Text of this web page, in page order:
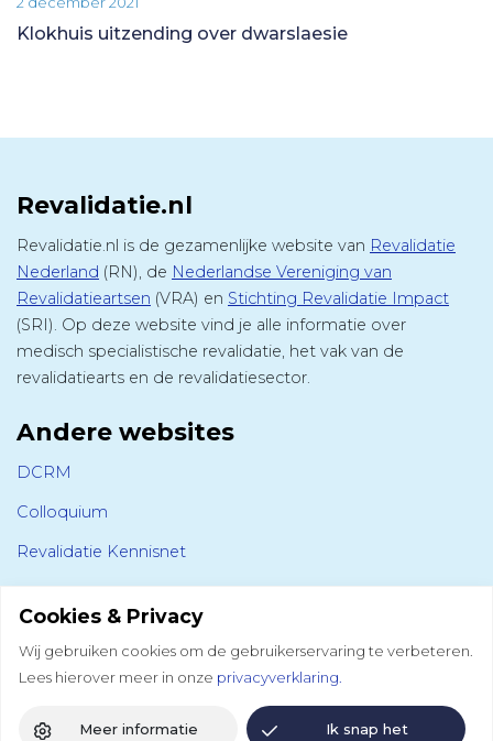
Cookies & Privacy
Wij gebruiken cookies om de gebruikerservaring te verbeteren.
Lees hierover meer in onze privacyverklaring.
Ik snap het
Meer informatie
Klokhuis uitzending over dwarslaesie
Revalidatie.nl
Revalidatie.nl is de gezamenlijke website van Revalidatie
Nederland (RN), de Nederlandse Vereniging van
Revalidatieartsen (VRA) en Stichting Revalidatie Impact
(SRI). Op deze website vind je alle informatie over
medisch specialistische revalidatie, het vak van de
revalidatiearts en de revalidatiesector.
Andere websites
DCRM
Colloquium
Revalidatie Kennisnet
Volg ons
Revalidatie Nederland
LinkedIn
Bluesky
Facebook
Instagram